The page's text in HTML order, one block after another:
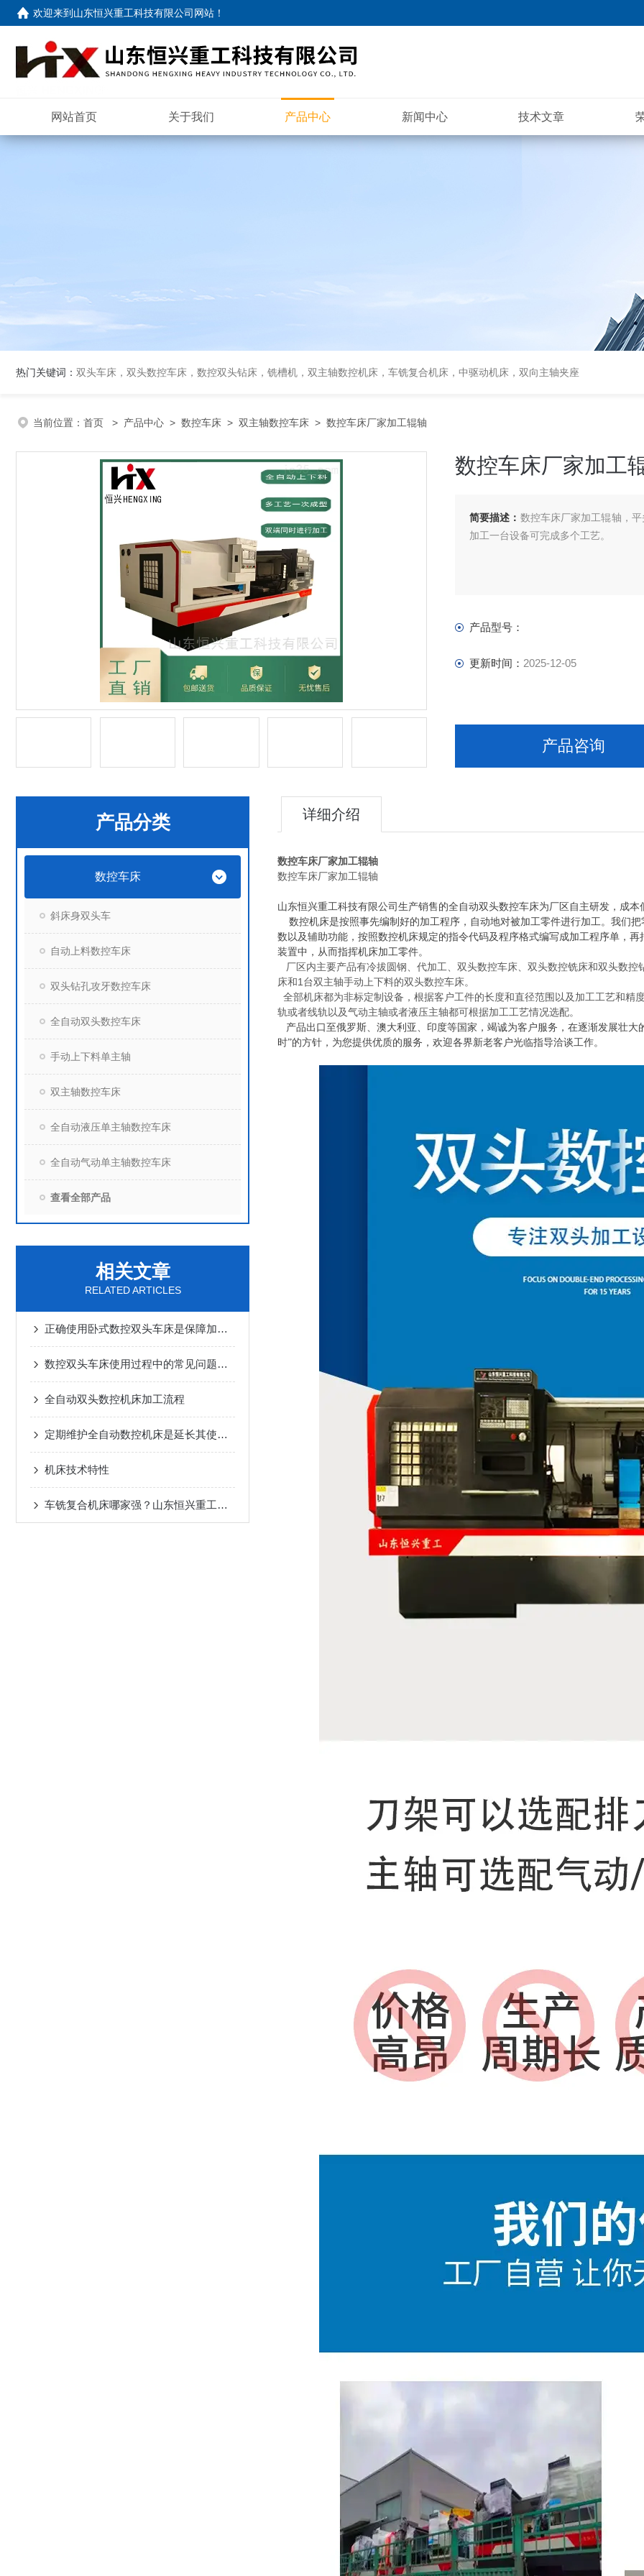
欢迎来到 山东恒兴重工科技有限公司网站 ！
网站首页 关于我们 产品中心 新闻中心 技术文章
热门关键词： 双头车床，双头数控车床，数控双头钻床，铣槽机，双主轴数控机床，车铣复合机床，中驱动机床，双向主轴夹座
当前位置： 首页 > 产品中心 > 数控车床 > 双主轴数控车床 > 数控车床厂家加工辊轴
数控车床厂家加工
简要描述： 数控车床厂家加工辊轴，
加工一台设备可完成多个工艺。
产品型号：
更新时间： 2025-12-05
产品咨询
产品分类
数控车床
斜床身双头车
自动上料数控车床
双头钻孔攻牙数控车床
全自动双头数控车床
手动上下料单主轴
双主轴数控车床
全自动液压单主轴数控车床
全自动气动单主轴数控车床
查看全部产品
相关文章
RELATED ARTICLES
正确使用卧式数控双头车床是保障加工质量与人员安全的关键
数控双头车床使用过程中的常见问题及其解决方法分享
全自动双头数控机床加工流程
定期维护全自动数控机床是延长其使用寿命的关键
机床技术特性
车铣复合机床哪家强？山东恒兴重工科技：专业制造，质量保障
详细介绍
数控车床厂家加工辊轴
数控车床厂家加工辊轴
山东恒兴重工科技有限公司生产销售的全自动双头数控车床为厂区自主研发，成
数控机床是按照事先编制好的加工程序，自动地对被加工零件进行加工。我们
数以及辅助功能，按照数控机床规定的指令代码及程序格式编写成加工程序单，
装置中，从而指挥机床加工零件。
厂区内主要产品有冷拔圆钢、代加工、双头数控车床、双头数控铣床和双头数控
床和1 台双主轴手动上下料的双头数控车床。
全部机床都为非标定制设备，根据客户工件的长度和直径范围以及加工工艺和
轨或者线轨以及气动主轴或者液压主轴都可根据加工工艺情况选配。
产品出口至俄罗斯、澳大利亚、印度等国家，竭诚为客户服务，在逐渐发展壮
时”的方针，为您提供优质的服务，欢迎各界新老客户光临指导洽谈工作。